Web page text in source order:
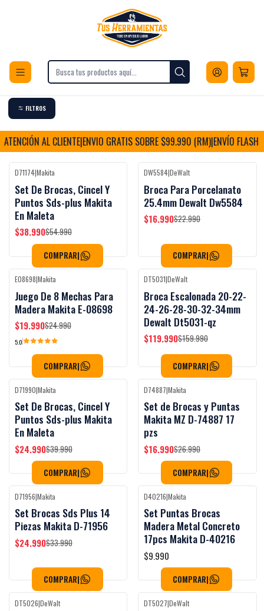
Envios a todo Chile
Accesorios para Herramientas
Brocas
Brocas
FILTROS
AL CLIENTE|ENVIO GRATIS SOBRE $99.990 (RM)|ENVÍO FLASH
-29%OFF
D71174|Makita
Set De Brocas, Cincel Y
Puntos Sds-plus Makita
En Maleta
$38.990$54.990
COMPRAR|
-26%OFF
DW5584|DeWalt
Broca Para Porcelanato
25.4mm Dewalt Dw5584
$16.990$22.990
COMPRAR|
-20%OFF
E08698|Makita
Juego De 8 Mechas Para
Madera Makita E-08698
$19.990$24.990
5.0
COMPRAR|
-25%OFF
DT5031|DeWalt
Broca Escalonada 20-22-
24-26-28-30-32-34mm
Dewalt Dt5031-qz
$119.990$159.990
COMPRAR|
-38%OFF
D71990|Makita
Set De Brocas, Cincel Y
Puntos Sds-plus Makita
En Maleta
$24.990$39.990
COMPRAR|
-37%OFF
D74887|Makita
Set de Brocas y Puntas
Makita MZ D-74887 17
pzs
$16.990$26.990
COMPRAR|
-26%OFF
D71956|Makita
Set Brocas Sds Plus 14
Piezas Makita D-71956
$24.990$33.990
COMPRAR|
D40216|Makita
Set Puntas Brocas
Madera Metal Concreto
17pcs Makita D-40216
$9.990
COMPRAR|
-40%OFF
DT5026|DeWalt -27%OFF
DT5027|DeWalt